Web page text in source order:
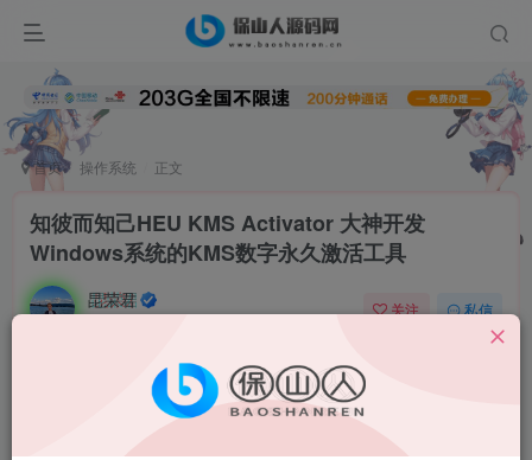
首页 操作系统 正文
知彼而知己HEU KMS Activator 大神开发
Windows系统的KMS数字永久激活工具
昆荣君
2年前更新
关注 私信
HEU KMS Activator，简洁高效的 KMS/OEM 智能激活